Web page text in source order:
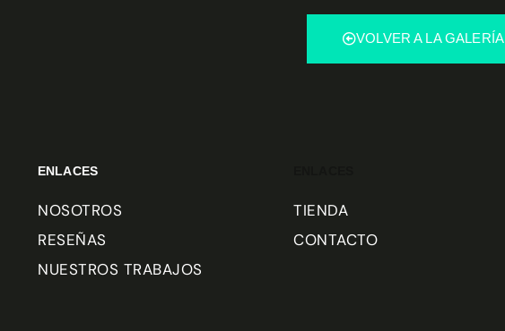
VOLVER A LA GALERÍA
ENLACES
NOSOTROS
RESEÑAS
NUESTROS TRABAJOS
TIENDA
CONTACTO